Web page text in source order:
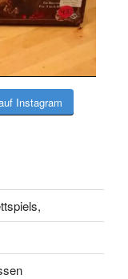
Instagram